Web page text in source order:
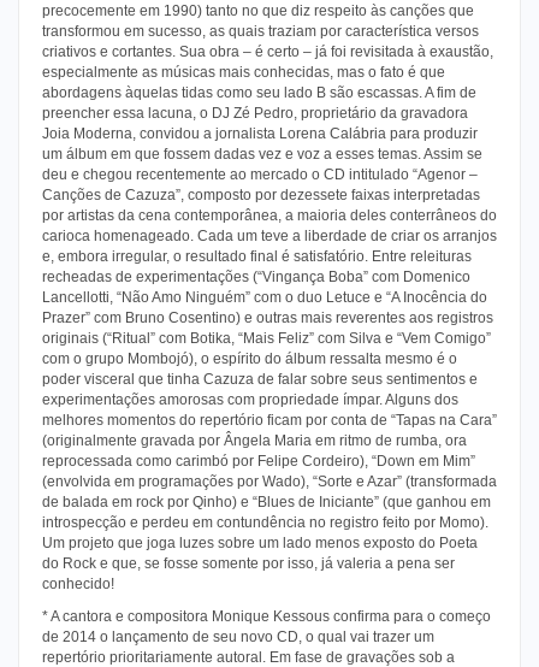
precocemente em 1990) tanto no que diz respeito às canções que
transformou em sucesso, as quais traziam por característica versos
criativos e cortantes. Sua obra – é certo – já foi revisitada à exaustão,
especialmente as músicas mais conhecidas, mas o fato é que
abordagens àquelas tidas como seu lado B são escassas. A fim de
preencher essa lacuna, o DJ Zé Pedro, proprietário da gravadora
Joia Moderna, convidou a jornalista Lorena Calábria para produzir
um álbum em que fossem dadas vez e voz a esses temas. Assim se
deu e chegou recentemente ao mercado o CD intitulado “Agenor –
Canções de Cazuza”, composto por dezessete faixas interpretadas
por artistas da cena contemporânea, a maioria deles conterrâneos do
carioca homenageado. Cada um teve a liberdade de criar os arranjos
e, embora irregular, o resultado final é satisfatório. Entre releituras
recheadas de experimentações (“Vingança Boba” com Domenico
Lancellotti, “Não Amo Ninguém” com o duo Letuce e “A Inocência do
Prazer” com Bruno Cosentino) e outras mais reverentes aos registros
originais (“Ritual” com Botika, “Mais Feliz” com Silva e “Vem Comigo”
com o grupo Mombojó), o espírito do álbum ressalta mesmo é o
poder visceral que tinha Cazuza de falar sobre seus sentimentos e
experimentações amorosas com propriedade ímpar. Alguns dos
melhores momentos do repertório ficam por conta de “Tapas na Cara”
(originalmente gravada por Ângela Maria em ritmo de rumba, ora
reprocessada como carimbó por Felipe Cordeiro), “Down em Mim”
(envolvida em programações por Wado), “Sorte e Azar” (transformada
de balada em rock por Qinho) e “Blues de Iniciante” (que ganhou em
introspecção e perdeu em contundência no registro feito por Momo).
Um projeto que joga luzes sobre um lado menos exposto do Poeta
do Rock e que, se fosse somente por isso, já valeria a pena ser
conhecido!
* A cantora e compositora Monique Kessous confirma para o começo
de 2014 o lançamento de seu novo CD, o qual vai trazer um
repertório prioritariamente autoral. Em fase de gravações sob a